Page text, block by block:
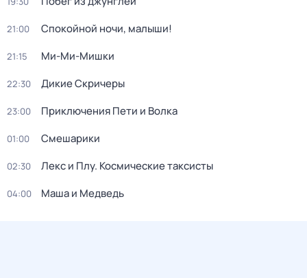
21:00 Спокойной ночи, малыши!
21:15 Ми-Ми-Мишки
22:30 Дикие Скричеры
23:00 Приключения Пети и Волка
01:00 Смешарики
02:30 Лекс и Плу. Космические таксисты
04:00 Маша и Медведь